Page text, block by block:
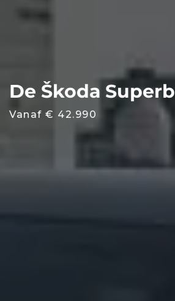
De Škoda Superb
Vanaf € 42.990